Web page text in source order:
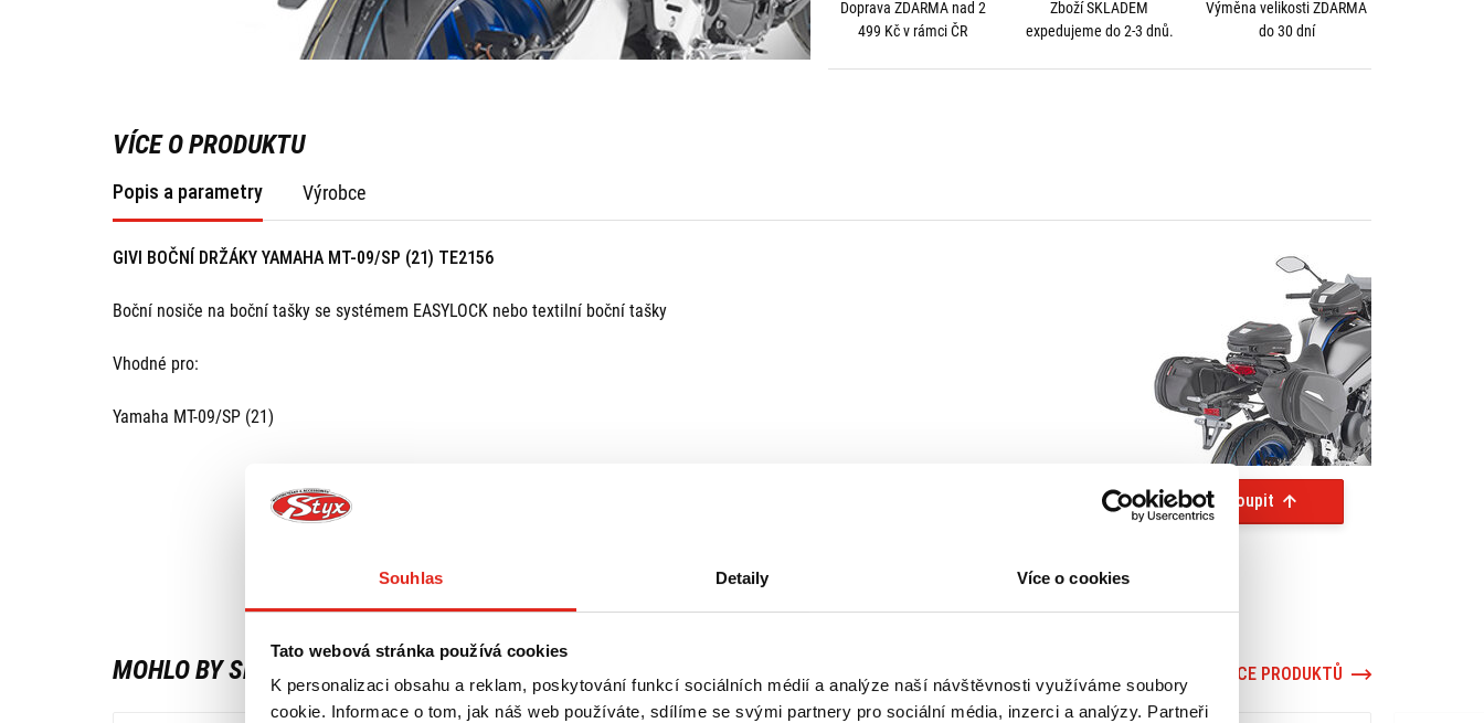
Souhlas Detaily Více o cookies
Tato webová stránka používá cookies
K personalizaci obsahu a reklam, poskytování funkcí sociálních médií a analýze naší návštěvnosti využíváme soubory
cookie. Informace o tom, jak náš web používáte, sdílíme se svými partnery pro sociální média, inzerci a analýzy. Partneři
Doprava ZDARMAnad 2
499 Kč v rámci ČR
Zboží SKLADEM
expedujeme do 2-3 dnů.
Výměna velikostiZDARMA
do 30 dní
VÍCE O PRODUKTU
Popis a parametry Výrobce
GIVI BOČNÍ DRŽÁKY YAMAHA MT-09/SP (21) TE2156
Boční nosiče na boční tašky se systémem EASYLOCK nebo textilní boční tašky
Vhodné pro:
Yamaha MT-09/SP (21)
Koupit
MOHLO BY SE VÁM LÍBIT VÍCE PRODUKTŮ